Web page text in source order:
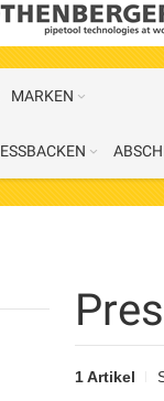
MARKEN
1 Artikel